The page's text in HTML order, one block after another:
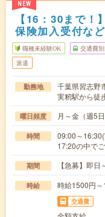
NEW
【16：30まで！
保険加入受付な
職種未経験OK 交通費
派遣
勤務地
千葉県習志野
実籾駅から徒
曜日頻度 月～金（週5
時間
09:00～
17:20の中で
期間 【急募】即
時給 時給1500円
交通費